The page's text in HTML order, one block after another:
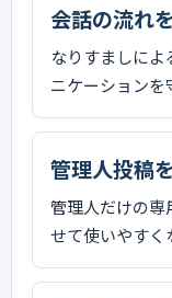
会話の流れ
なりすましに
ニケーションを
管理人投稿
管理人だけの専
せて使いやすく